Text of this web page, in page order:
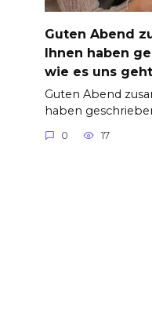
Guten Abend
Ihnen haben
wie es uns
Guten Abend
haben
0 17